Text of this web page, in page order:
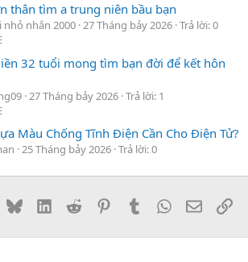
thân tìm a trung niên bầu bạn
nhỏ nhắn 2000 27 Tháng bảy 2026 Trả lời: 0
32 tuổi mong tìm bạn đời để kết hôn
27 Tháng bảy 2026 Trả lời: 1
Màu Chống Tĩnh Điện Cần Cho Điện Tử?
25 Tháng bảy 2026 Trả lời: 0
BlueskyLinkedInReddit PinterestTumblrWhatsApp
Email